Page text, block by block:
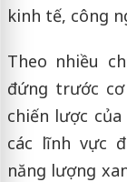
kinh tế, công
Theo nhiều
đứng trước
chiến lược
các lĩnh vực
năng lượng